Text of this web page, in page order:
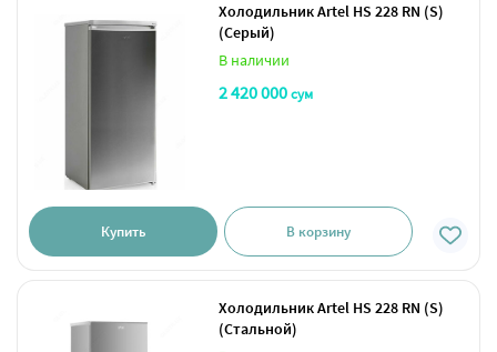
Холодильник Artel HS 228 RN (S)
(Серый)
В наличии
2 420 000сум
Купить В корзину
Холодильник Artel HS 228 RN (S)
(Стальной)